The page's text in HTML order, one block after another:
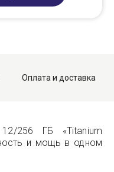
Оплата и доставка
256 ГБ «Titanium
и мощь в одном